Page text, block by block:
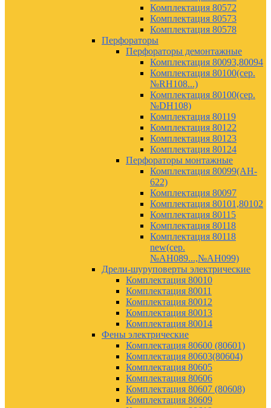
Комплектация 80572
Комплектация 80573
Комплектация 80578
Перфораторы
Перфораторы демонтажные
Комплектация 80093,80094
Комплектация 80100(сер.
№RH108...)
Комплектация 80100(сер.
№DH108)
Комплектация 80119
Комплектация 80122
Комплектация 80123
Комплектация 80124
Перфораторы монтажные
Комплектация 80099(AH-
622)
Комплектация 80097
Комплектация 80101,80102
Комплектация 80115
Комплектация 80118
Комплектация 80118
new(сер.
№АН089...,№АН099)
Дрели-шуруповерты электрические
Комплектация 80010
Комплектация 80011
Комплектация 80012
Комплектация 80013
Комплектация 80014
Фены электрические
Комплектация 80600 (80601)
Комплектация 80603(80604)
Комплектация 80605
Комплектация 80606
Комплектация 80607 (80608)
Комплектация 80609